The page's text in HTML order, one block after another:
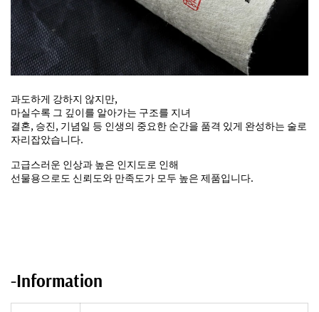
과도하게 강하지 않지만,
마실수록 그 깊이를 알아가는 구조를 지녀
결혼, 승진, 기념일 등 인생의 중요한 순간을 품격 있게 완성하는 술로
자리잡았습니다.
고급스러운 인상과 높은 인지도로 인해
선물용으로도 신뢰도와 만족도가 모두 높은 제품입니다.
-Information